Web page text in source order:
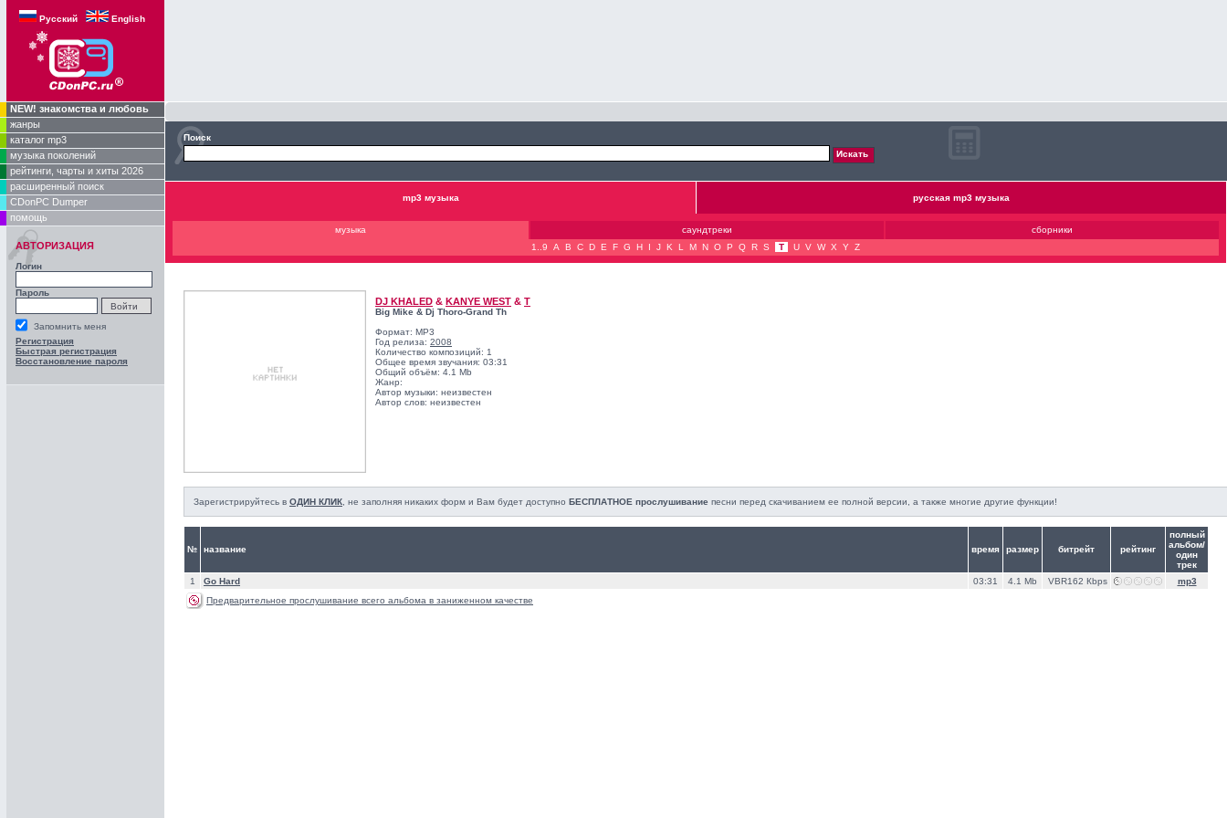
Русский English
NEW! знакомства и любовь
жанры
каталог mp3
музыка поколений
рейтинги, чарты и хиты 2026
расширенный поиск
CDonPC Dumper
помощь
АВТОРИЗАЦИЯ
Логин
Пароль
Запомнить меня
Регистрация
Быстрая регистрация
Восстановление пароля
Поиск
mp3 музыка русская mp3 музыка
музыка саундтреки
сборники
1..9
A B C D E F G H I J K L M N O P Q R S T U V W X Y Z
DJ KHALED & KANYE WEST & T
Big Mike & Dj Thoro-Grand Th
Формат: MP3
Год релиза: 2008
Количество композиций: 1
Общее время звучания: 03:31
Общий объём: 4.1 Mb
Жанр:
Автор музыки: неизвестен
Автор слов: неизвестен
Зарегистрируйтесь в ОДИН КЛИК , не заполняя никаких форм и Вам будет доступно БЕСПЛАТНОЕ прослушивание песни перед cкачиванием ее полной версии, а также многие другие функции!
№ название время размер битрейт рейтинг
полный
альбом/
один
трек
1
Go Hard 03:31 4.1 Mb VBR162 Кbps
mp3
Предварительное прослушивание всего альбома в заниженном качестве